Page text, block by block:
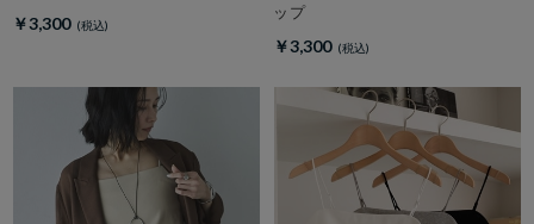
￥3,300
ップ
￥3,300